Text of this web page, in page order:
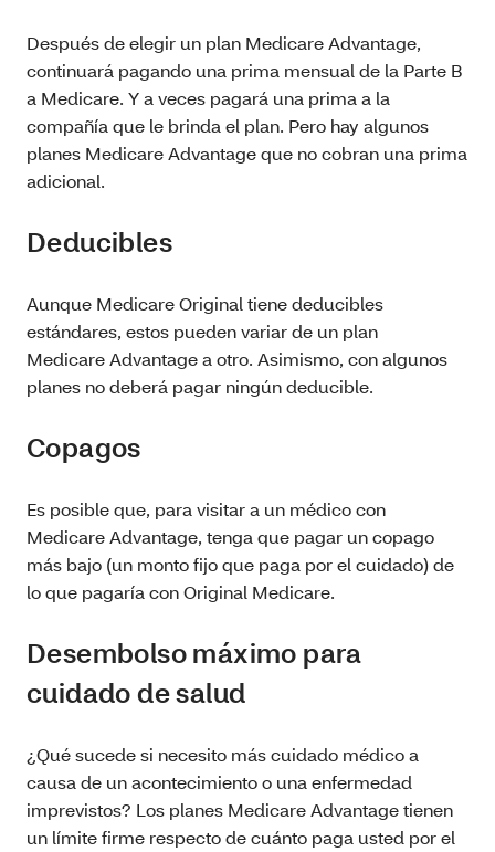
Después de elegir un plan Medicare Advantage,
continuará pagando una prima mensual de la Parte B
a Medicare. Y a veces pagará una prima a la
compañía que le brinda el plan. Pero hay algunos
planes Medicare Advantage que no cobran una prima
adicional.
Deducibles
Aunque Medicare Original tiene deducibles
estándares, estos pueden variar de un plan
Medicare Advantage a otro. Asimismo, con algunos
planes no deberá pagar ningún deducible.
Copagos
Es posible que, para visitar a un médico con
Medicare Advantage, tenga que pagar un copago
más bajo (un monto fijo que paga por el cuidado) de
lo que pagaría con Original Medicare.
Desembolso máximo para
cuidado de salud
¿Qué sucede si necesito más cuidado médico a
causa de un acontecimiento o una enfermedad
imprevistos? Los planes Medicare Advantage tienen
un límite firme respecto de cuánto paga usted por el